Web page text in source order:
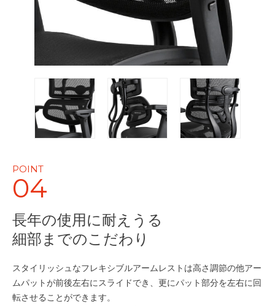
POINT
04
長年の使用に耐えうる
細部までのこだわり
スタイリッシュなフレキシブルアームレストは高さ調節の他アー
ムパットが前後左右にスライドでき、更にパット部分を左右に回
転させることができます。